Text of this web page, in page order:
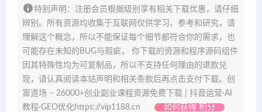
特别声明：注册会员根据级别享有相关下载优惠，请仔细
辨别。所有资源均收集于互联网仅供学习、参考和研究，请
理解这个概念，所以不能保证每个细节都符合你的需求，也
可能存在未知的BUG与瑕疵， 你下载的资源和程序源码组件
因其特殊性均为可复制品，所以不支持任何理由的退款兑
现，请认真阅读本站声明和相关条款后再点击支付下载。创
富道场 – 26000+创业副业课程资源免费下载 | 抖音运营·AI
教程·GEO优化https://vip1188.cn
如何获得 积分